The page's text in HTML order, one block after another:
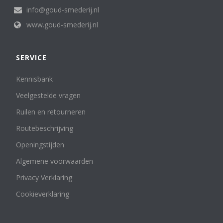
info@goud-smederij.nl
www.goud-smederij.nl
SERVICE
Kennisbank
Veelgestelde vragen
Ruilen en retourneren
Routebeschrijving
Openingstijden
Algemene voorwaarden
Privacy Verklaring
Cookieverklaring